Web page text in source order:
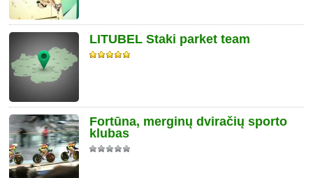
LITUBEL Staki parket team
Fortūna, merginų dviračių sporto
klubas